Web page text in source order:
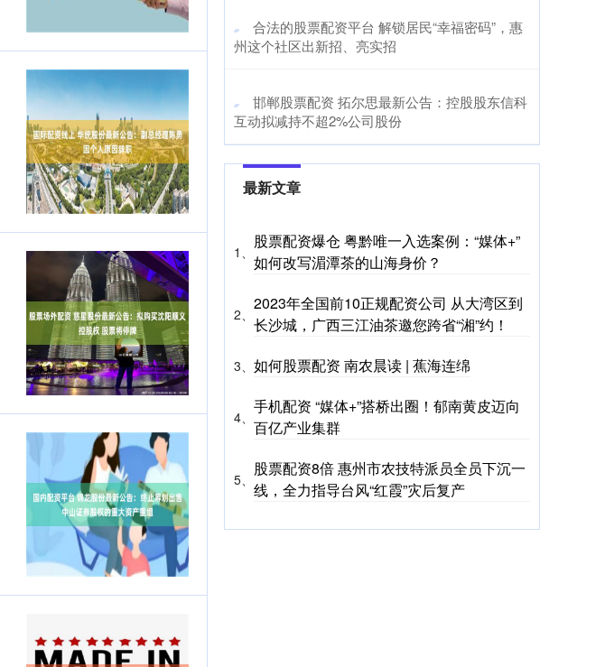
​合法的股票配资平台 解锁居民“幸福密码”，惠
州这个社区出新招、亮实招
​邯郸股票配资 拓尔思最新公告：控股股东信科
互动拟减持不超2%公司股份
最新文章
1、
股票配资爆仓 粤黔唯一入选案例：“媒体+”
如何改写湄潭茶的山海身价？
2、
2023年全国前10正规配资公司 从大湾区到
长沙城，广西三江油茶邀您跨省“湘”约！
3、 如何股票配资 南农晨读 | 蕉海连绵
4、
手机配资 “媒体+”搭桥出圈！郁南黄皮迈向
百亿产业集群
5、
股票配资8倍 惠州市农技特派员全员下沉一
线，全力指导台风“红霞”灾后复产